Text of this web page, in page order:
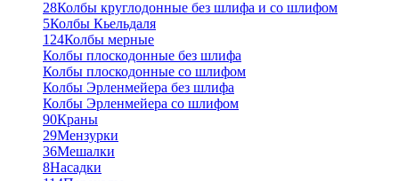
28Колбы круглодонные без шлифа и со шлифом
5Колбы Кьельдаля
124Колбы мерные
Колбы плоскодонные без шлифа
Колбы плоскодонные со шлифом
Колбы Эрленмейера без шлифа
Колбы Эрленмейера со шлифом
90Краны
29Мензурки
36Мешалки
8Насадки